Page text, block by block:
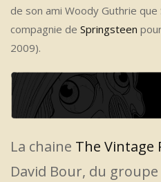
de son ami Woody Guthrie
compagnie de Springsteen
2009).
La chaine The Vintage
David Bour, du